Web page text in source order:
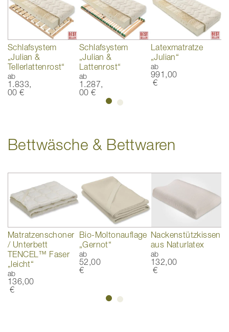
Schlafsystem
„Julian &
Tellerlattenrost“
ab
1.833,
00 €
Schlafsystem
„Julian &
Lattenrost“
ab
1.287,
00 €
Latexmatratze
„Julian“
ab
991,00
€
Bettwäsche & Bettwaren
Matratzenschoner
/ Unterbett
TENCEL™ Faser
„leicht“
ab
136,00
€
Bio-Moltonauflage
„Gernot“
ab
52,00
€
Nackenstützkissen
aus Naturlatex
ab
132,00
€